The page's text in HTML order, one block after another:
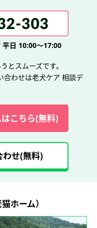
平日 10:00～17:00
とスムーズです。
合わせは老犬ケア 相談デ
こちら(無料)
せ(無料)
ホーム）